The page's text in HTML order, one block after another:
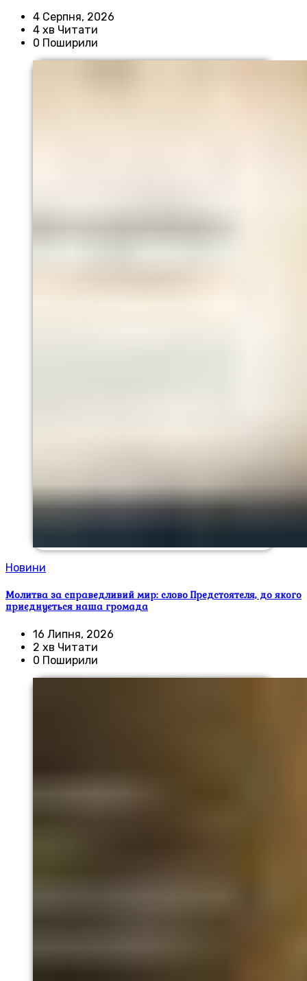
4 Серпня, 2026
4 хв Читати
0 Поширили
Новини
Молитва за справедливий мир: слово Предстоятеля, до якого
приєднується наша громада
16 Липня, 2026
2 хв Читати
0 Поширили